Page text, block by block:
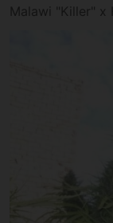
Malawi "Killer" x